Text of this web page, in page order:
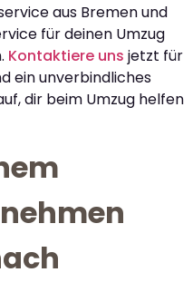
aus Bremen und
für deinen Umzug
Kontaktiere uns jetzt für
ein unverbindliches
dir beim Umzug helfen